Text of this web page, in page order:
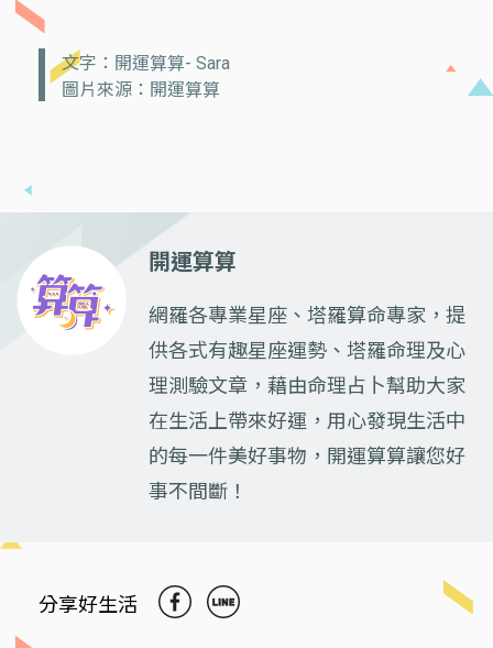
文字：開運算算- Sara
圖片來源：開運算算
開運算算
網羅各專業星座、塔羅算命專家，提
供各式有趣星座運勢、塔羅命理及心
理測驗文章，藉由命理占卜幫助大家
在生活上帶來好運，用心發現生活中
的每一件美好事物，開運算算讓您好
事不間斷！
分享好生活